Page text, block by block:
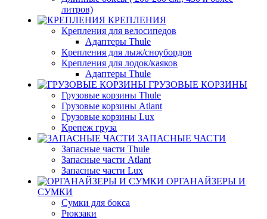
литров)
КРЕПЛЕНИЯ
Крепления для велосипедов
Адаптеры Thule
Крепления для лыж/сноубордов
Крепления для лодок/каяков
Адаптеры Thule
ГРУЗОВЫЕ КОРЗИНЫ
Грузовые корзины Thule
Грузовые корзины Atlant
Грузовые корзины Lux
Крепеж груза
ЗАПАСНЫЕ ЧАСТИ
Запасные части Thule
Запасные части Atlant
Запасные части Lux
ОРГАНАЙЗЕРЫ И
СУМКИ
Сумки для бокса
Рюкзаки